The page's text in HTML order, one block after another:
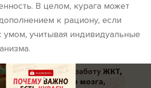
В целом, курага может
к рациону, если
умом, учитывая индивидуальные